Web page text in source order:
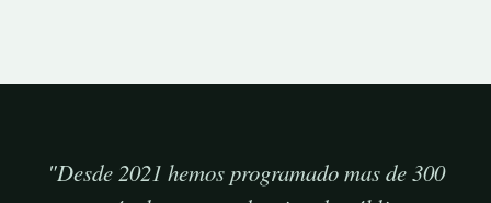
"Desde 2021 hemos programado mas de 300